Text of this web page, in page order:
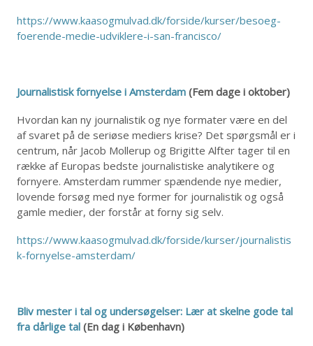
https://www.kaasogmulvad.dk/forside/kurser/besoeg-
foerende-medie-udviklere-i-san-francisco/
Journalistisk fornyelse i Amsterdam (Fem dage i oktober)
Hvordan kan ny journalistik og nye formater være en del
af svaret på de seriøse mediers krise? Det spørgsmål er i
centrum, når Jacob Mollerup og Brigitte Alfter tager til en
række af Europas bedste journalistiske analytikere og
fornyere. Amsterdam rummer spændende nye medier,
lovende forsøg med nye former for journalistik og også
gamle medier, der forstår at forny sig selv.
https://www.kaasogmulvad.dk/forside/kurser/journalistis
k-fornyelse-amsterdam/
Bliv mester i tal og undersøgelser: Lær at skelne gode tal
fra dårlige tal (En dag i København)